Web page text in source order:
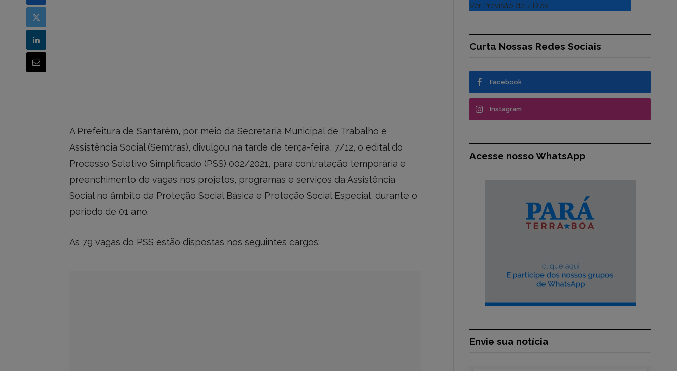
A Prefeitura de Santarém, por meio da Secretaria Municipal de Trabalho e
Assistência Social (Semtras), divulgou na tarde de terça-feira, 7/12, o edital do
Processo Seletivo Simplificado (PSS) 002/2021, para contratação temporária e
preenchimento de vagas nos projetos, programas e serviços da Assistência
Social no âmbito da Proteção Social Básica e Proteção Social Especial, durante o
período de 01 ano.
As 79 vagas do PSS estão dispostas nos seguintes cargos:
Ver Previsão de 7 Dias
Curta Nossas Redes Sociais
Facebook
Instagram
Acesse nosso WhatsApp
Envie sua notícia